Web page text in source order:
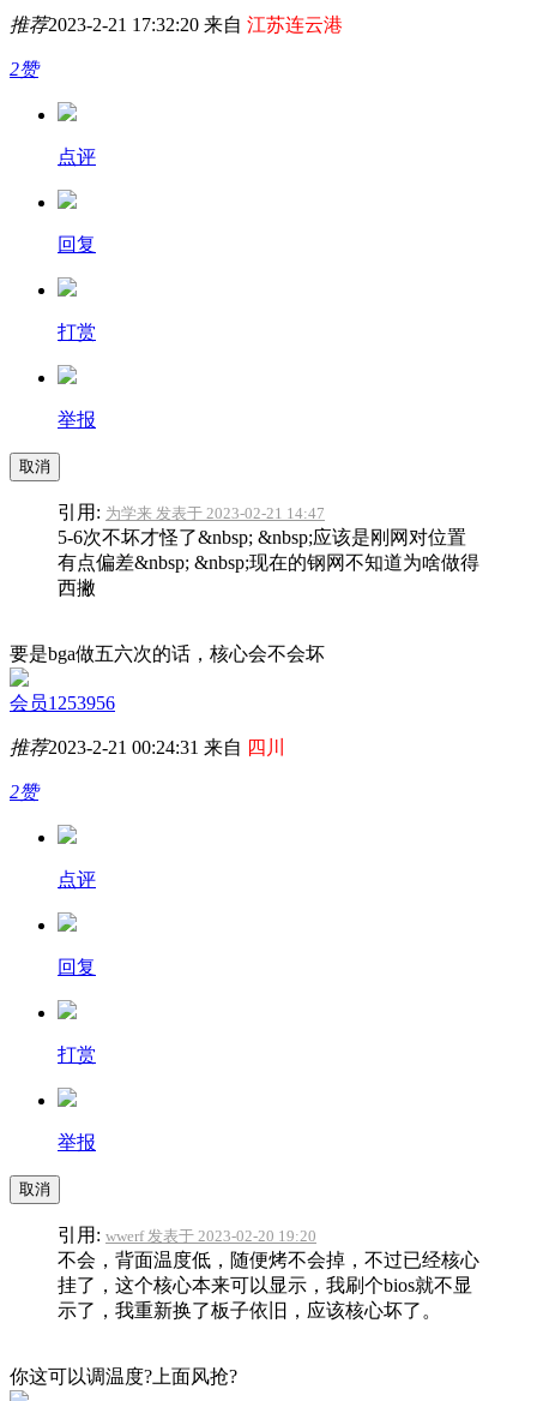
推荐2023-2-21 17:32:20 来自 江苏连云港
2赞
点评
回复
打赏
举报
取消
引用: 为学来 发表于 2023-02-21 14:47
5-6次不坏才怪了&nbsp; &nbsp;应该是刚网对位置
有点偏差&nbsp; &nbsp;现在的钢网不知道为啥做得
西撇
要是bga做五六次的话，核心会不会坏
会员1253956
推荐2023-2-21 00:24:31 来自 四川
2赞
点评
回复
打赏
举报
取消
引用: wwerf 发表于 2023-02-20 19:20
不会，背面温度低，随便烤不会掉，不过已经核心
挂了，这个核心本来可以显示，我刷个bios就不显
示了，我重新换了板子依旧，应该核心坏了。
你这可以调温度?上面风抢?